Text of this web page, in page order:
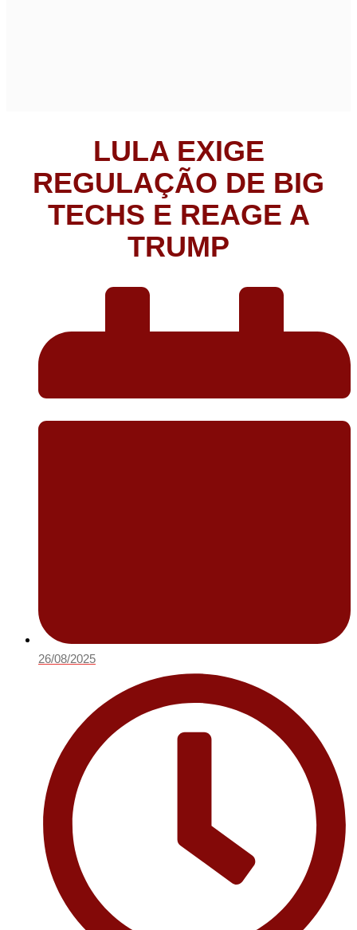
LULA EXIGE
REGULAÇÃO DE BIG
TECHS E REAGE A
TRUMP
26/08/2025